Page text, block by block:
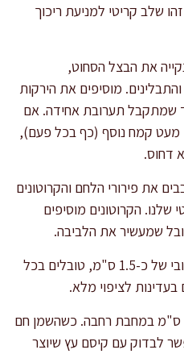
שלב קריטי למניעת ריכוך
את הבצל הסחוט,
מוסיפים את הירקות
שמתקבל תערובת אחידה. אם
מעט קמח נוסף (כף בכל פעם),
דחוס.
את פירורי הלחם והקרוטונים
שלנו. הקרוטונים מוסיפים
שמעשיר את הלביבה.
מעצבים לביבות שטוחות בעובי של כ-1.5 ס"מ, טובלים בכל
בעדינות לציפוי מלא.
מחממים שמן בגובה של 1.5 ס"מ במחבת רחבה. כשהשמן חם
אפשר לבדוק עם קיסם עץ שיוצר